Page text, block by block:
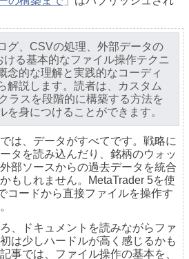
グ、CSVの処理、外部データの
る基本的なファイル操作テクニ
念的な理解と実践的なコーディ
解説します。読者は、カスタム
ラスを段階的に構築する方法を
を身につけることができます。
は、データがすべてです。戦略に
タを読み込んだり、銘柄のウォッ
部ソースからの過去データを統合
もしれません。MetaTrader 5を使
コードから直接ファイルを操作す
、ドキュメントを読みながらファ
は少しハードルが高く感じるかも
事では、ファイル操作の基本を、